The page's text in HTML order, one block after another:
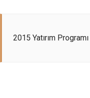
2015 Yatırım Programı